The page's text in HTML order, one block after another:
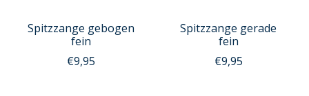
Spitzzange gebogen
fein
€9,95
Spitzzange gerade
fein
€9,95